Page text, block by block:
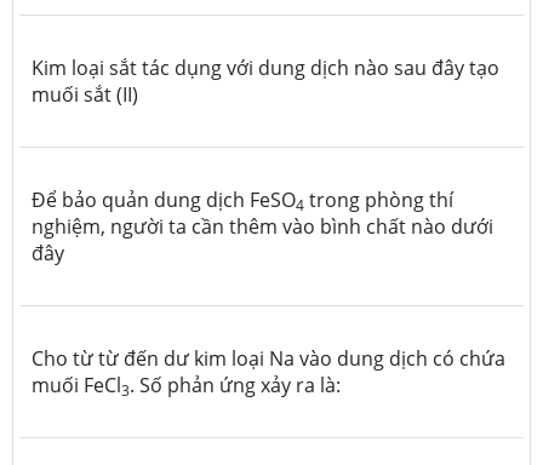
Kim loại sắt tác dụng với dung dịch nào sau đây tạo
muối sắt (II)
Để bảo quản dung dịch FeSO4 trong phòng thí
nghiệm, người ta cần thêm vào bình chất nào dưới
đây
Cho từ từ đến dư kim loại Na vào dung dịch có chứa
muối FeCl3. Số phản ứng xảy ra là: